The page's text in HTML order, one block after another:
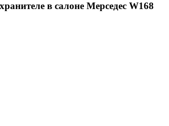
в салоне Мерседес W168